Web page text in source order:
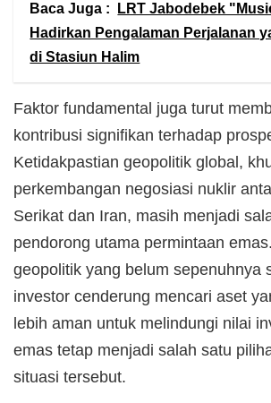
Baca Juga :
LRT Jabodebek
Hadirkan Pengalaman Perjalanan
di Stasiun Halim
Faktor fundamental juga turut
kontribusi signifikan terhadap
Ketidakpastian geopolitik global,
perkembangan negosiasi nuklir
Serikat dan Iran, masih menjadi
pendorong utama permintaan
geopolitik yang belum sepenuhnya
investor cenderung mencari aset
lebih aman untuk melindungi nilai
emas tetap menjadi salah satu
situasi tersebut.